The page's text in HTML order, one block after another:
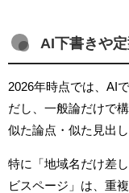
AI下書きや
2026年時点では、AI
だし、一般論だけで
似た論点・似た見出
特に「地域名だけ差
ビスページ」は、重